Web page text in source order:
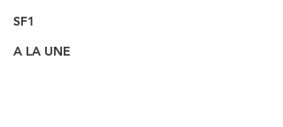
SF1
A LA UNE